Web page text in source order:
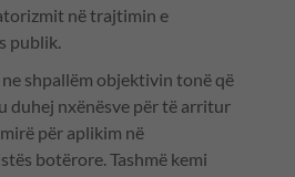
në trajtimin e
publik.
shpallëm objektivin tonë që
duhej nxënësve për të arritur
për aplikim në
botërore. Tashmë kemi